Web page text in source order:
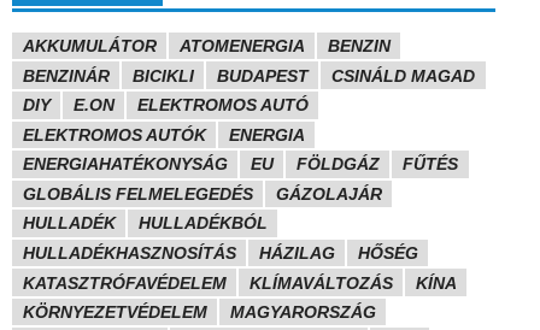
AKKUMULÁTOR ATOMENERGIA
BENZIN
BENZINÁR
BICIKLI BUDAPEST
CSINÁLD MAGAD
DIY
E.ON
ELEKTROMOS AUTÓ
ELEKTROMOS AUTÓK
ENERGIA
ENERGIAHATÉKONYSÁG
EU FÖLDGÁZ
FŰTÉS
GLOBÁLIS FELMELEGEDÉS
GÁZOLAJÁR
HULLADÉK
HULLADÉKBÓL
HULLADÉKHASZNOSÍTÁS
HÁZILAG
HŐSÉG
KATASZTRÓFAVÉDELEM
KLÍMAVÁLTOZÁS
KÍNA
KÖRNYEZETVÉDELEM
MAGYARORSZÁG